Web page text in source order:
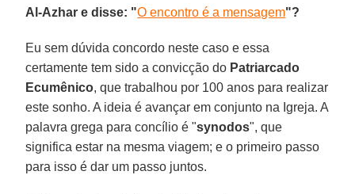
Al-Azhar e disse: "O encontro é a mensagem"?
Eu sem dúvida concordo neste caso e essa
certamente tem sido a convicção do Patriarcado
Ecumênico, que trabalhou por 100 anos para realizar
este sonho. A ideia é avançar em conjunto na Igreja. A
palavra grega para concílio é "synodos", que
significa estar na mesma viagem; e o primeiro passo
para isso é dar um passo juntos.